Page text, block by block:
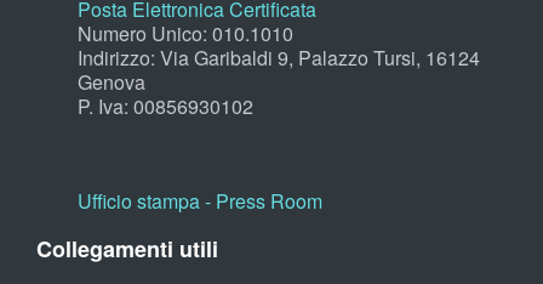
Posta Elettronica Certificata
Numero Unico: 010.1010
Indirizzo: Via Garibaldi 9, Palazzo Tursi, 16124
Genova
P. Iva: 00856930102
Ufficio stampa - Press Room
Collegamenti utili